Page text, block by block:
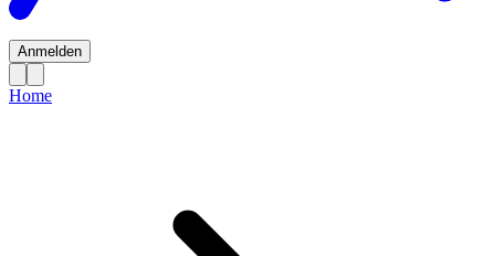
Anmelden
Home